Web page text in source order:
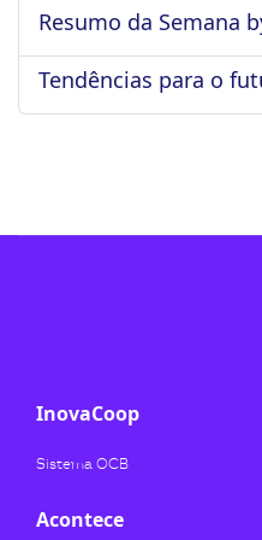
Resumo da Semana
Tendências para o
InovaCoop
Sistema OCB
Acontece